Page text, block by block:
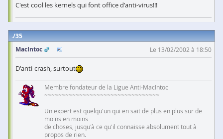
C'est cool les kernels qui font office d'anti-virus!!!
35
MacIntoc
Le 13/02/2002 à 18:50
D'anti-crash, surtout
Membre fondateur de la Ligue Anti-MacIntoc
~~~~~~~~~~~~~~~~~~~~~~~~~~~~~~~~~
Un expert est quelqu'un qui en sait de plus en plus sur de
moins en moins
de choses, jusqu'à ce qu'il connaisse absolument tout à
propos de rien.